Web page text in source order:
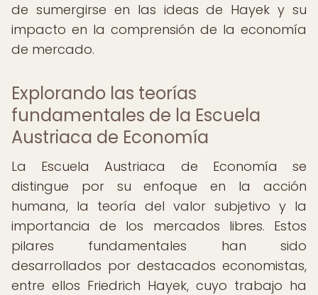
de sumergirse en las ideas de Hayek y su
impacto en la comprensión de la economía
de mercado.
Explorando las teorías
fundamentales de la Escuela
Austriaca de Economía
La Escuela Austriaca de Economía se
distingue por su enfoque en la acción
humana, la teoría del valor subjetivo y la
importancia de los mercados libres. Estos
pilares fundamentales han sido
desarrollados por destacados economistas,
entre ellos Friedrich Hayek, cuyo trabajo ha